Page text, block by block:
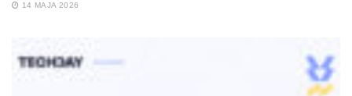
14 MAJA 2026